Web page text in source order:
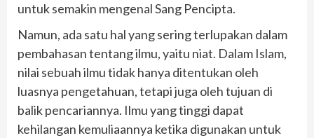
untuk semakin mengenal Sang Pencipta.
Namun, ada satu hal yang sering terlupakan dalam
pembahasan tentang ilmu, yaitu niat. Dalam Islam,
nilai sebuah ilmu tidak hanya ditentukan oleh
luasnya pengetahuan, tetapi juga oleh tujuan di
balik pencariannya. Ilmu yang tinggi dapat
kehilangan kemuliaannya ketika digunakan untuk